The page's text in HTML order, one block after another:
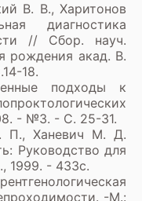
В. В., Харитонов
диагностика
// Сбор. науч.
рождения акад. В.
18.
подходы к
- №3. - С. 25-31.
П., Ханевич М. Д.
Руководство для
1999. - 433с.
-М.: